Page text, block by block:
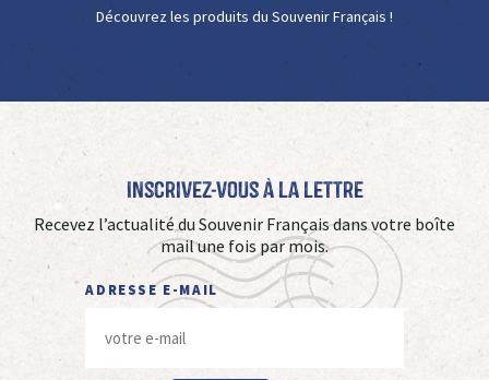
Découvrez les produits du Souvenir Français !
Inscrivez-vous à La Lettre
Recevez l’actualité du Souvenir Français dans votre boîte
mail une fois par mois.
ADRESSE E-MAIL